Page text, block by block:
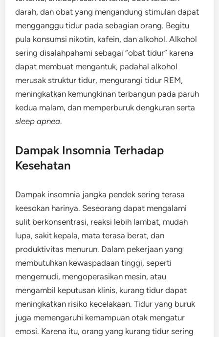
darah, dan obat yang mengandung stimulan dapat
mengganggu tidur pada sebagian orang. Begitu
pula konsumsi nikotin, kafein, dan alkohol. Alkohol
sering disalahpahami sebagai “obat tidur” karena
dapat membuat mengantuk, padahal alkohol
merusak struktur tidur, mengurangi tidur REM,
meningkatkan kemungkinan terbangun pada paruh
kedua malam, dan memperburuk dengkuran serta
sleep apnea.
Dampak Insomnia Terhadap
Kesehatan
Dampak insomnia jangka pendek sering terasa
keesokan harinya. Seseorang dapat mengalami
sulit berkonsentrasi, reaksi lebih lambat, mudah
lupa, sakit kepala, mata terasa berat, dan
produktivitas menurun. Dalam pekerjaan yang
membutuhkan kewaspadaan tinggi, seperti
mengemudi, mengoperasikan mesin, atau
mengambil keputusan klinis, kurang tidur dapat
meningkatkan risiko kecelakaan. Tidur yang buruk
juga memengaruhi kemampuan otak mengatur
emosi. Karena itu, orang yang kurang tidur sering